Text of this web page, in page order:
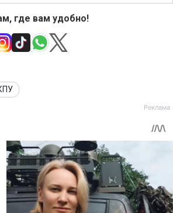
где вам удобно!